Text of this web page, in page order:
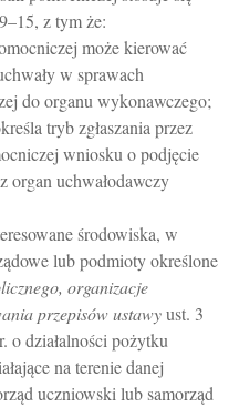
z tym że:
może kierować
w sprawach
do organu wykonawczego;
tryb zgłaszania przez
wniosku o podjęcie
organ uchwałodawczy
środowiska, w
lub podmioty określone
organizacje
przepisów ustawyust. 3
o działalności pożytku
na terenie danej
uczniowski lub samorząd